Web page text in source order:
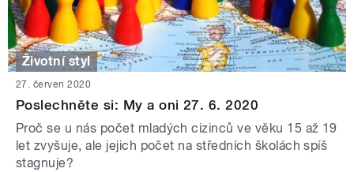
Životní styl
27. červen 2020
Poslechněte si: My a oni 27. 6. 2020
Proč se u nás počet mladých cizinců ve věku 15 až 19
let zvyšuje, ale jejich počet na středních školách spíš
stagnuje?